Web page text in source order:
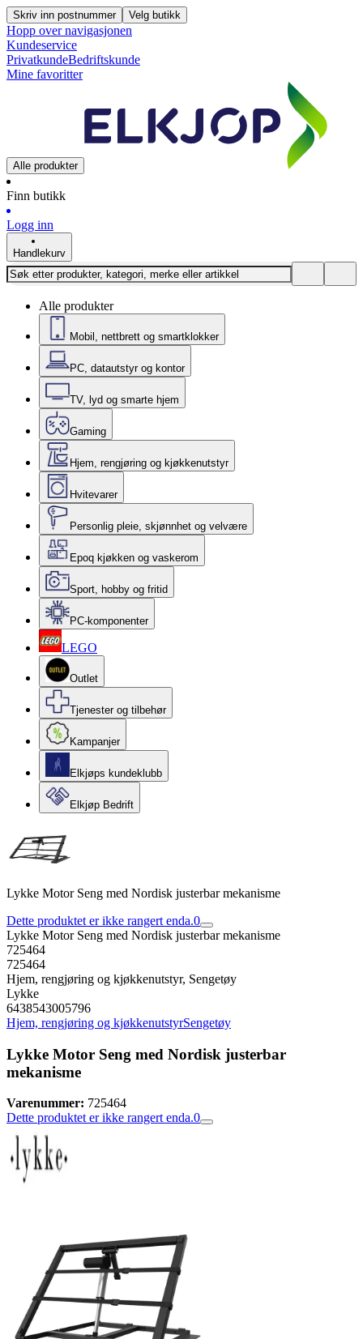
Skriv inn postnummer Velg butikk
Hopp over navigasjonen
Kundeservice
PrivatkundeBedriftskunde
Mine favoritter
Alle produkter
Finn butikk
Logg inn
Handlekurv
Alle produkter
Mobil, nettbrett og smartklokker
PC, datautstyr og kontor
TV, lyd og smarte hjem
Gaming
Hjem, rengjøring og kjøkkenutstyr
Hvitevarer
Personlig pleie, skjønnhet og velvære
Epoq kjøkken og vaskerom
Sport, hobby og fritid
PC-komponenter
LEGO
Outlet
Tjenester og tilbehør
Kampanjer
Elkjøps kundeklubb
Elkjøp Bedrift
Lykke Motor Seng med Nordisk justerbar mekanisme
Dette produktet er ikke rangert enda.0
Lykke Motor Seng med Nordisk justerbar mekanisme
725464
725464
Hjem, rengjøring og kjøkkenutstyr, Sengetøy
Lykke
6438543005796
Hjem, rengjøring og kjøkkenutstyrSengetøy
Lykke Motor Seng med Nordisk justerbar
mekanisme
Varenummer: 725464
Dette produktet er ikke rangert enda.0